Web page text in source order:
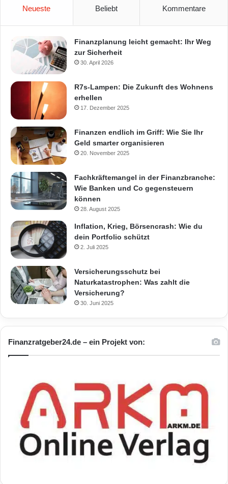
Neueste Beliebt Kommentare
Finanzplanung leicht gemacht: Ihr Weg
zur Sicherheit
30. April 2026
R7s-Lampen: Die Zukunft des Wohnens
erhellen
17. Dezember 2025
Finanzen endlich im Griff: Wie Sie Ihr
Geld smarter organisieren
20. November 2025
Fachkräftemangel in der Finanzbranche:
Wie Banken und Co gegensteuern
können
28. August 2025
Inflation, Krieg, Börsencrash: Wie du
dein Portfolio schützt
2. Juli 2025
Versicherungsschutz bei
Naturkatastrophen: Was zahlt die
Versicherung?
30. Juni 2025
Finanzratgeber24.de – ein Projekt von: